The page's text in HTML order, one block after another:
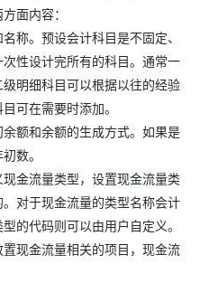
面内容：
称。预设会计科目是不固定、
性设计完所有的科目。通常一
明细科目可以根据以往的经验
可在需要时添加。
额和余额的生成方式。如果是
数。
金流量类型，设置现金流量类
对于现金流量的类型名称会计
的代码则可以由用户自定义。
现金流量相关的项目，现金流